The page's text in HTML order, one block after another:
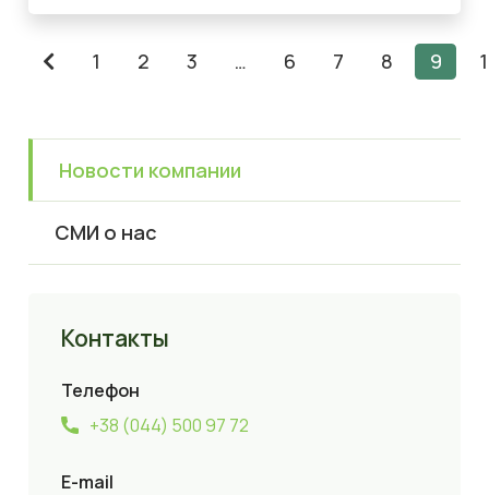
1 2 3 … 6 7 8 9
Новости компании
СМИ о нас
Контакты
Телефон
+38 (044) 500 97 72
E-mail